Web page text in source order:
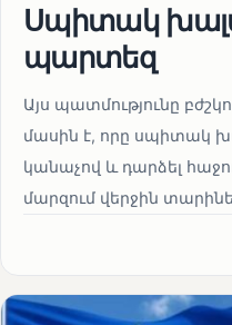
Սպիտակ
պարտեզ
Այս պատմությունը
մասին է, որը սպիտակ
կանաչով և դարձել
մարզում վերջին